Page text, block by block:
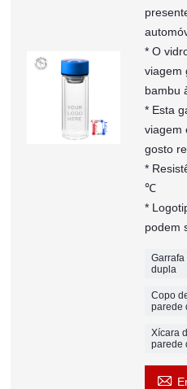
* O
viagem
bambu
* Esta
viagem
gosto
*
℃
*
podem
dupla
Copo
parede
Xícara
parede
